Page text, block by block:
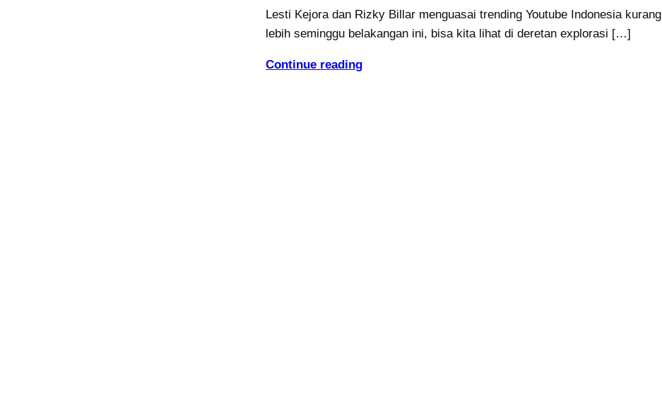
Lesti Kejora dan Rizky Billar menguasai trending Youtube Indonesia kurang
lebih seminggu belakangan ini, bisa kita lihat di deretan explorasi […]
Continue reading